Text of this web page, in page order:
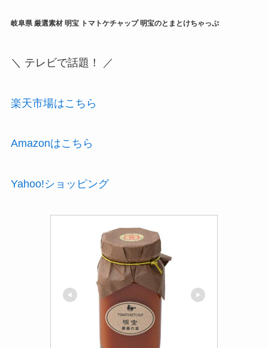
岐阜県 厳選素材 明宝 トマトケチャップ 明宝のとまとけちゃっぷ
＼ テレビで話題！ ／
楽天市場はこちら
Amazonはこちら
Yahoo!ショッピング